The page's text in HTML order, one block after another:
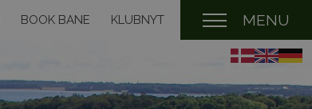
MENU
BOOK BANE KLUBNYT